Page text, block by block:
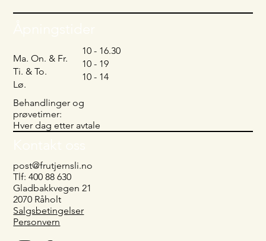
post@frutjernsli.no
Tlf: 400 88 630
Gladbakkvegen 21
2070 Råholt
Salgsbetingelser
Personvern
Ma. On. & Fr.
Ti. & To.
Lø.
10 - 16.30
10 - 19
10 - 14
Behandlinger og
prøvetimer:
Hver dag etter avtale